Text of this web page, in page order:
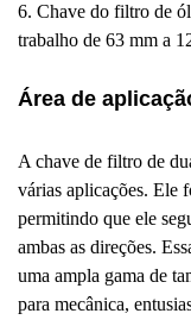
6. Chave do filtro de
trabalho de 63 mm a
Área de
A chave de filtro de
várias aplicações. Ele
permitindo que ele
ambas as direções.
uma ampla gama de
para mecânica,